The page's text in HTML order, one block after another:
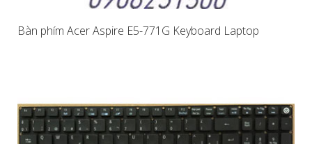
Bàn phím Acer Aspire E5-771G Keyboard Laptop